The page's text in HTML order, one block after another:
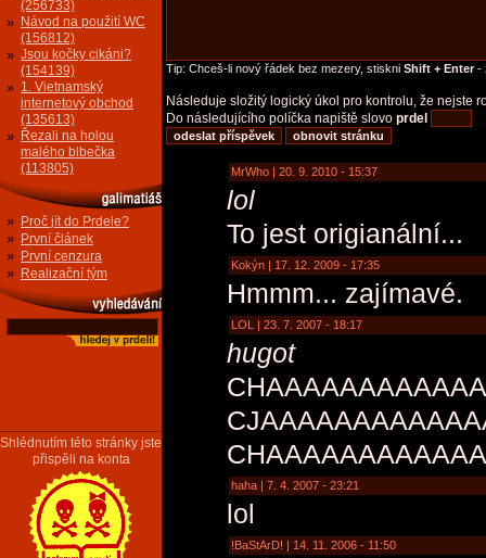
(256733)
» Návod na použití WC
(156812)
» Jsou kočky cikáni?
(154139)
» 1. Vietnamský
internetový obchod
(135613)
» Řezali na holou
malého blbečka
(113805)
» Proč jít do Prdele?
» První článek
» První cenzura
» Realizační tým
Shlédnutím této stránky jste
přispěli na konta
Tip: Chceš-li nový řádek bez mezery, stiskni Shift + Enter-
Následuje složitý logický úkol pro kontrolu, že nejste
Do následujícího políčka napiště slovo prdel
MrWho | 20. 9. 2010 - 15:37
lol
To jest origianální...
Kokýn | 17. 12. 2009 - 17:35
Hmmm... zajímavé.
LOL | 23. 7. 2007 - 18:17
hugot
haha | 7. 4. 2007 - 23:21
lol
!BaStArD! | 14. 11. 2006 - 11:50